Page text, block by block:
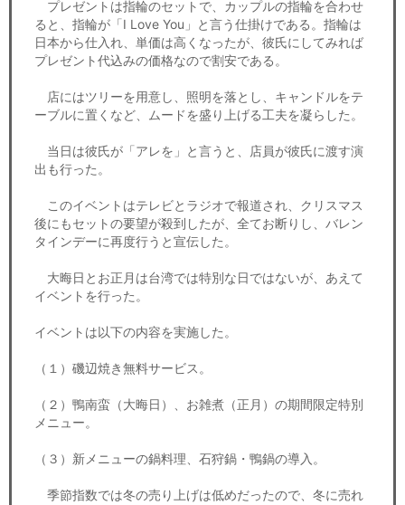
プレゼントは指輪のセットで、カップルの指輪を合わせ
ると、指輪が「I Love You」と言う仕掛けである。指輪は
日本から仕入れ、単価は高くなったが、彼氏にしてみれば
プレゼント代込みの価格なので割安である。
店にはツリーを用意し、照明を落とし、キャンドルをテ
ーブルに置くなど、ムードを盛り上げる工夫を凝らした。
当日は彼氏が「アレを」と言うと、店員が彼氏に渡す演
出も行った。
このイベントはテレビとラジオで報道され、クリスマス
後にもセットの要望が殺到したが、全てお断りし、バレン
タインデーに再度行うと宣伝した。
大晦日とお正月は台湾では特別な日ではないが、あえて
イベントを行った。
イベントは以下の内容を実施した。
（１）磯辺焼き無料サービス。
（２）鴨南蛮（大晦日）、お雑煮（正月）の期間限定特別
メニュー。
（３）新メニューの鍋料理、石狩鍋・鴨鍋の導入。
季節指数では冬の売り上げは低めだったので、冬に売れ